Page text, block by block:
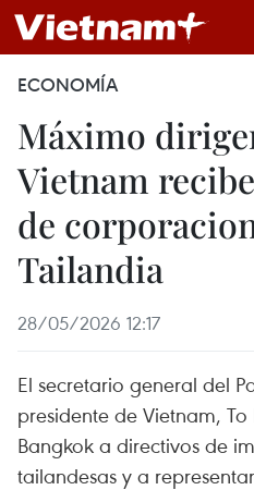
ECONOMÍA
Máximo
Vietnam
de
Tailandia
28/05/2026 12:17
El secretario general del
presidente de Vietnam,
Bangkok a directivos de
tailandesas y a